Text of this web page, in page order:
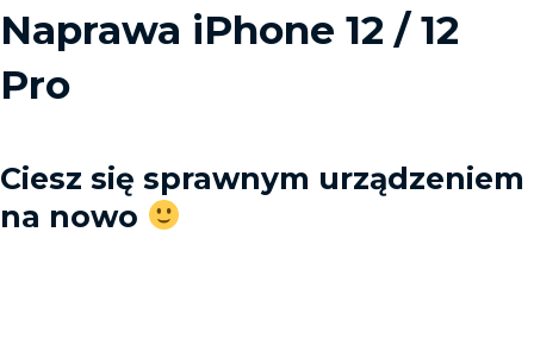
Naprawa iPhone 12 / 12
Pro
Ciesz się sprawnym urządzeniem
na nowo